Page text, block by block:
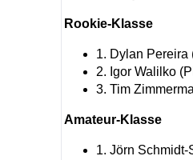
Rookie-Klasse
1. Dylan Pereira
2. Igor Walilko
3. Tim
Amateur-Klasse
1. Jörn